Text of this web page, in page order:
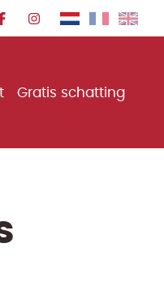
Gratis schatting